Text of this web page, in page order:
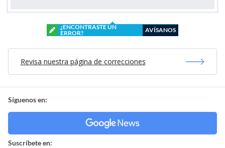
¿ENCONTRASTE UN
ERROR?
AVÍSANOS
Revisa nuestra página de correcciones
Síguenos en:
Suscríbete en: